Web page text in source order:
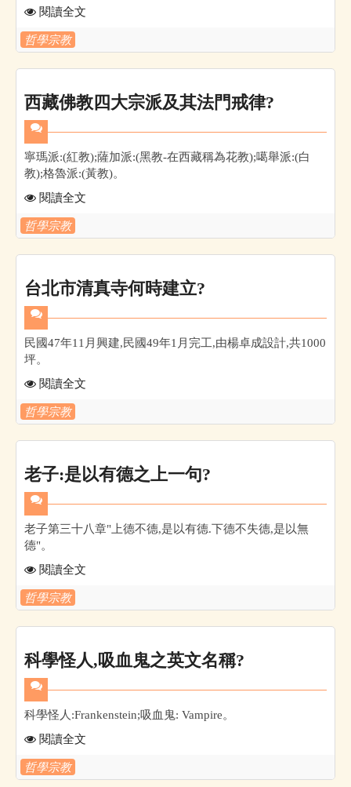
閱讀全文
哲學宗教
西藏佛教四大宗派及其法門戒律?
寧瑪派:(紅教);薩加派:(黑教-在西藏稱為花教);噶舉派:(白
教);格魯派:(黃教)。
閱讀全文
哲學宗教
台北市清真寺何時建立?
民國47年11月興建,民國49年1月完工,由楊卓成設計,共1000
坪。
閱讀全文
哲學宗教
老子:是以有德之上一句?
老子第三十八章"上德不德,是以有德.下德不失德,是以無
德"。
閱讀全文
哲學宗教
科學怪人,吸血鬼之英文名稱?
科學怪人:Frankenstein;吸血鬼: Vampire。
閱讀全文
哲學宗教